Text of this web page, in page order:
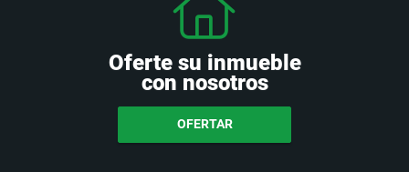
Oferte su inmueble
con nosotros
OFERTAR